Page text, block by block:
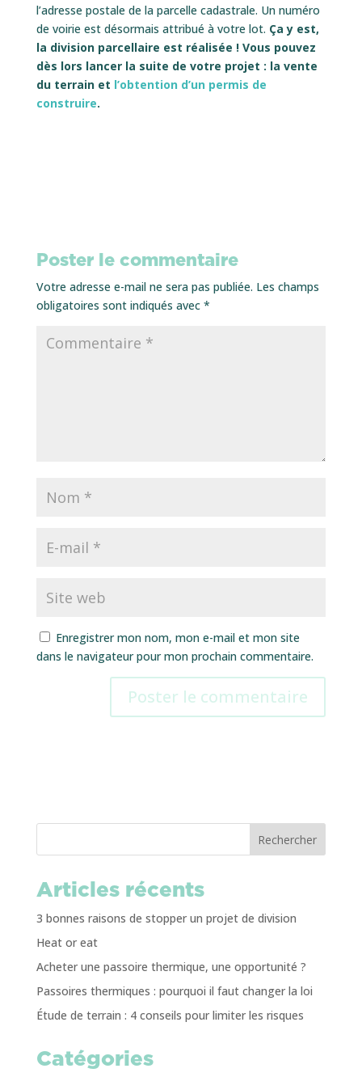
l’adresse postale de la parcelle cadastrale. Un numéro
de voirie est désormais attribué à votre lot. Ça y est,
la division parcellaire est réalisée ! Vous pouvez
dès lors lancer la suite de votre projet : la vente
du terrain et l’obtention d’un permis de
construire.
Poster le commentaire
Votre adresse e-mail ne sera pas publiée. Les champs
obligatoires sont indiqués avec *
Enregistrer mon nom, mon e-mail et mon site
dans le navigateur pour mon prochain commentaire.
Rechercher
Articles récents
3 bonnes raisons de stopper un projet de division
Heat or eat
Acheter une passoire thermique, une opportunité ?
Passoires thermiques : pourquoi il faut changer la loi
Étude de terrain : 4 conseils pour limiter les risques
Catégories